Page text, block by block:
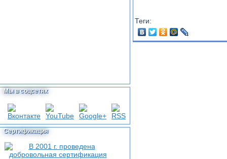
Мы в соцсетях
Сертификация
Теги: